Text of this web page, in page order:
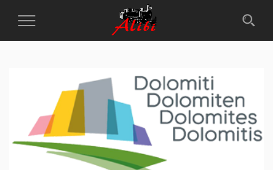
Toggle